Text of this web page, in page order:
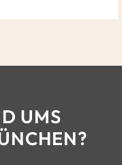
UMS